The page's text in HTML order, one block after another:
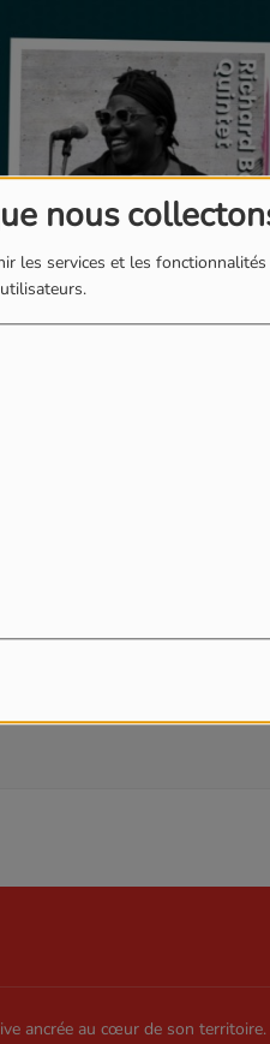
nous
les services et les
ancrée au cœur de son